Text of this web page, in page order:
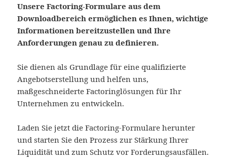
Unsere Factoring-Formulare aus dem
Downloadbereich ermöglichen es Ihnen, wichtige
Informationen bereitzustellen und Ihre
Anforderungen genau zu definieren.
Sie dienen als Grundlage für eine qualifizierte
Angebotserstellung und helfen uns,
maßgeschneiderte Factoringlösungen für Ihr
Unternehmen zu entwickeln.
Laden Sie jetzt die Factoring-Formulare herunter
und starten Sie den Prozess zur Stärkung Ihrer
Liquidität und zum Schutz vor Forderungsausfällen.